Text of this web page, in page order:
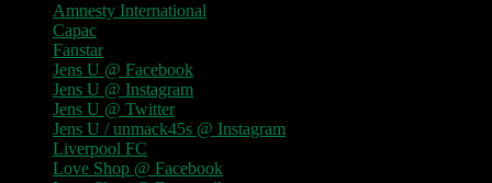
Amnesty International
Capac
Fanstar
Jens U @ Facebook
Jens U @ Instagram
Jens U @ Twitter
Jens U / unmack45s @ Instagram
Liverpool FC
Love Shop @ Facebook